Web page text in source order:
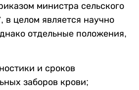
министра сельского
в целом является научно
отдельные положения,
и сроков
заборов крови;